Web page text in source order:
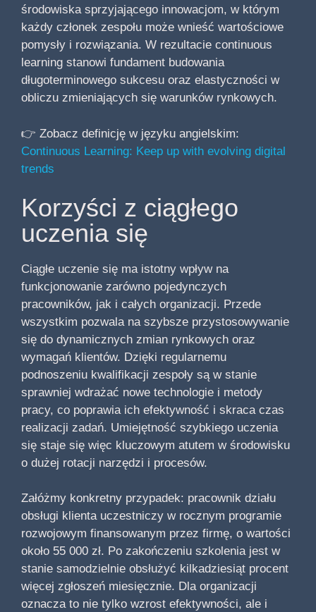
środowiska sprzyjającego innowacjom, w którym
każdy członek zespołu może wnieść wartościowe
pomysły i rozwiązania. W rezultacie continuous
learning stanowi fundament budowania
długoterminowego sukcesu oraz elastyczności w
obliczu zmieniających się warunków rynkowych.
👉 Zobacz definicję w języku angielskim:
Continuous Learning: Keep up with evolving digital
trends
Korzyści z ciągłego
uczenia się
Ciągłe uczenie się ma istotny wpływ na
funkcjonowanie zarówno pojedynczych
pracowników, jak i całych organizacji. Przede
wszystkim pozwala na szybsze przystosowywanie
się do dynamicznych zmian rynkowych oraz
wymagań klientów. Dzięki regularnemu
podnoszeniu kwalifikacji zespoły są w stanie
sprawniej wdrażać nowe technologie i metody
pracy, co poprawia ich efektywność i skraca czas
realizacji zadań. Umiejętność szybkiego uczenia
się staje się więc kluczowym atutem w środowisku
o dużej rotacji narzędzi i procesów.
Załóżmy konkretny przypadek: pracownik działu
obsługi klienta uczestniczy w rocznym programie
rozwojowym finansowanym przez firmę, o wartości
około 55 000 zł. Po zakończeniu szkolenia jest w
stanie samodzielnie obsłużyć kilkadziesiąt procent
więcej zgłoszeń miesięcznie. Dla organizacji
oznacza to nie tylko wzrost efektywności, ale i